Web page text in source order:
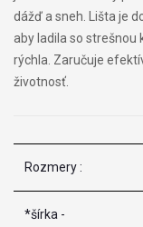
dážď a sneh. Lišta je
aby ladila so strešnou
rýchla. Zaručuje
životnosť.
Rozmery :
*šírka -